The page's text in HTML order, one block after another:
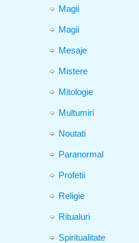
Magii
Magii
Mesaje
Mistere
Mitologie
Multumiri
Noutati
Paranormal
Profetii
Religie
Ritualuri
Spiritualitate